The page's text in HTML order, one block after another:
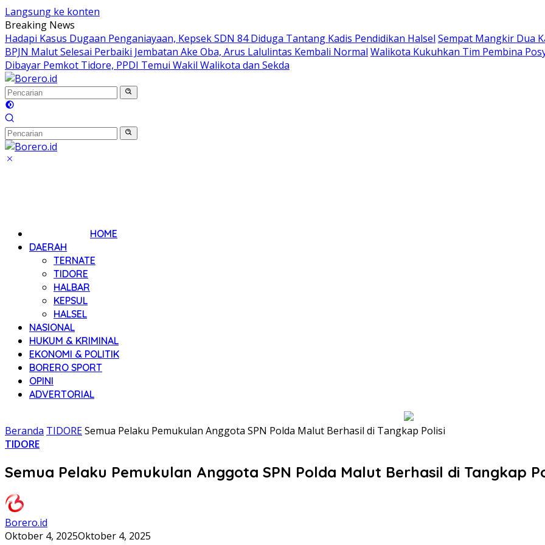
Langsung ke konten
Breaking News
Hadapi Kasus Dugaan Penganiayaan, Kepsek SDN 84 Diduga Tantang Kadis Pendidikan Halsel Sempat Mangkir Dua
BPJN Malut Selesai Perbaiki Jembatan Ake Oba, Arus Lalulintas Kembali Normal Walikota Kukuhkan Tim Pembina
Dibayar Pemkot Tidore, PPDI Temui Wakil Walikota dan Sekda
HOME
DAERAH
TERNATE
TIDORE
HALBAR
KEPSUL
HALSEL
NASIONAL
HUKUM & KRIMINAL
EKONOMI & POLITIK
BORERO SPORT
OPINI
ADVERTORIAL
Beranda TIDORESemua Pelaku Pemukulan Anggota SPN Polda Malut Berhasil di Tangkap Polisi
TIDORE
Semua Pelaku Pemukulan Anggota SPN Polda Malut Berhasil di Tangkap
Borero.id
Oktober 4, 2025Oktober 4, 2025